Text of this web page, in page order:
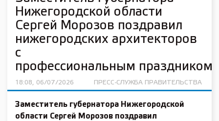
Нижегородской области
Сергей Морозов поздравил
нижегородских архитекторов
с
профессиональным праздником
18:08, 06/07/2026 ПРЕСС-СЛУЖБА ПРАВИТЕЛЬСТВА
Заместитель губернатора Нижегородской
области Сергей Морозов поздравил